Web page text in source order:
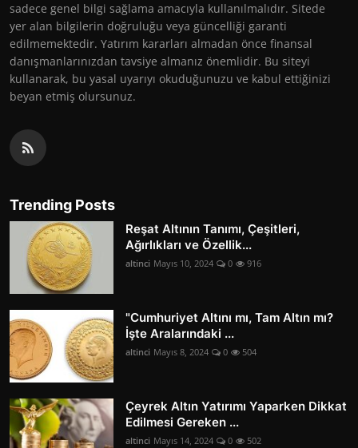
sadece genel bilgi sağlama amacıyla kullanılmalıdır. Sitede
yer alan bilgilerin doğruluğu veya güncelliği garanti
edilmemektedir. Yatırım kararları almadan önce finansal
danışmanlarınızdan tavsiye almanız önemlidir. Bu siteyi
kullanarak, bu yasal uyarıyı okuduğunuzu ve kabul ettiğinizi
beyan etmiş olursunuz.
Trending Posts
Reşat Altının Tanımı, Çeşitleri,
Ağırlıkları ve Özellik...
altinci Mayıs 10, 2024 0 916
"Cumhuriyet Altını mı, Tam Altın mı?
İşte Aralarındaki ...
altinci Mayıs 8, 2024 0 504
Çeyrek Altın Yatırımı Yaparken Dikkat
Edilmesi Gereken ...
altinci Mayıs 14, 2024 0 502